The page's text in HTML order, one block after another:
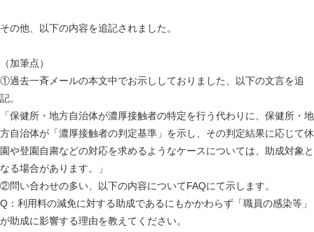
その他、以下の内容を追記されました。
（加筆点）
①過去一斉メールの本文中でお示ししておりました、以下の文言を追
記。
「保健所・地方自治体が濃厚接触者の特定を行う代わりに、保健所・地
方自治体が「濃厚接触者の判定基準」を示し、その判定結果に応じて休
園や登園自粛などの対応を求めるようなケースについては、助成対象と
なる場合があります。」
②問い合わせの多い、以下の内容についてFAQにて示します。
Q：利用料の減免に対する助成であるにもかかわらず「職員の感染等」
が助成に影響する理由を教えてください。